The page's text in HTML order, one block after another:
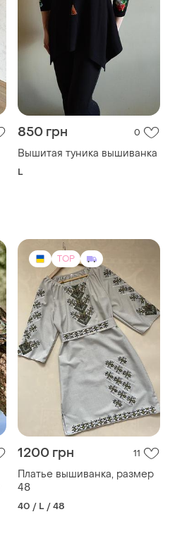
850 грн 0
Вышитая туника вышиванка
L
TOP
1200 грн 11
Платье вышиванка, размер
48
40 / L / 48